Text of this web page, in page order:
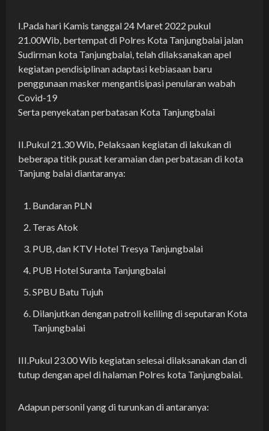
I.Pada hari Kamis tanggal 24 Maret 2022 pukul
21.00Wib, bertempat di Polres Kota Tanjungbalai jalan
Sudirman kota Tanjungbalai, telah dilaksanakan apel
kegiatan pendisiplinan adaptasi kebiasaan baru
penggunaan masker mengantisipasi penularan wabah
Covid-19
Serta penyekatan perbatasan Kota Tanjungbalai
II.Pukul 21.30 Wib, Pelaksaan kegiatan di lakukan di
beberapa titik pusat keramaian dan perbatasan di kota
Tanjung balai diantaranya:
Bundaran PLN
Teras Atok
PUB, dan KTV Hotel Tresya Tanjungbalai
PUB Hotel Suranta Tanjungbalai
SPBU Batu Tujuh
Dilanjutkan dengan patroli keliling di seputaran Kota
Tanjungbalai
III.Pukul 23.00 Wib kegiatan selesai dilaksanakan dan di
tutup dengan apel di halaman Polres kota Tanjungbalai.
Adapun personil yang di turunkan di antaranya: